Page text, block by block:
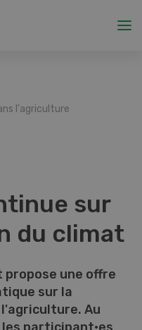
l'agriculture
sur
du climat
propose une offre
sur la
Au